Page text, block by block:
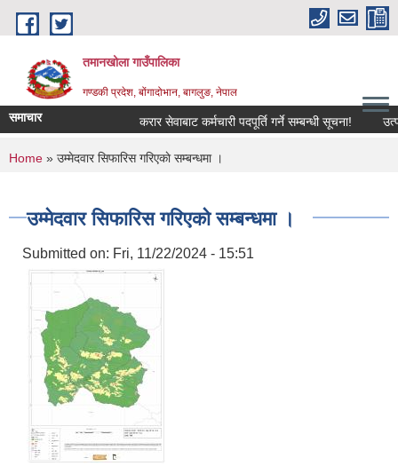
Skip to main content
तमानखोला गाउँपालिका
गण्डकी प्रदेश, बोंगादोभान, बागलुङ, नेपाल
समाचार करार सेवाबाट कर्मचारी पदपूर्ति गर्ने सम्बन्धी सूचना!
You are here
Home » उम्मेदवार सिफारिस गरिएकाे सम्बन्धमा ।
उम्मेदवार सिफारिस गरिएकाे सम्बन्धमा ।
Submitted on: Fri, 11/22/2024 - 15:51